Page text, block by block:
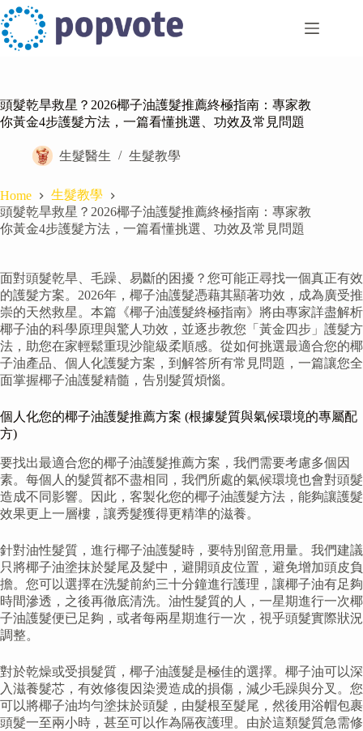
Skip
to
content
頭髮乾旱救星？2026椰子油護髮推薦終極指南：專家教
你黃金4步護髮方法，一篇看懂挑選、功效及常見問題
生髮醫生 生髮教學
Home
生髮教學
頭髮乾旱救星？2026椰子油護髮推薦終極指南：專家教
你黃金4步護髮方法，一篇看懂挑選、功效及常見問題
面對頭髮乾旱、毛躁、易斷的困擾？您可能正尋找一個真正有效
的護髮方案。2026年，椰子油護髮憑藉其顯著功效，成為廣受推
崇的天然救星。本篇《椰子油護髮終極指南》將由專家詳盡解析
椰子油的科學原理與驚人功效，並逐步教您「黃金四步」護髮方
法，助您在家輕鬆重現沙龍級柔順感。從如何挑選最適合您的椰
子油產品、個人化護髮方案，到解答所有常見問題，一篇讓您全
面掌握椰子油護髮精髓，告別髮質煩惱。
個人化您的椰子油護髮推薦方案 (根據髮質與氣候環境的專屬配
方)
要找出最適合您的椰子油護髮推薦方案，我們需要考慮多個因
素。每個人的髮質都不盡相同，我們所處的氣候環境也會對頭髮
造成不同影響。因此，客製化您的椰子油護髮方法，能夠讓護髮
效果更上一層樓，讓秀髮獲得更精準的滋養。
針對油性髮質，進行椰子油護髮時，要特別留意用量。我們建議
只將椰子油塗抹於髮尾及髮中，避開頭皮位置，避免增加頭皮負
擔。您可以選擇在洗髮前約三十分鐘進行護理，讓椰子油有足夠
時間滲透，之後再徹底清洗。油性髮質的人，一星期進行一次椰
子油護髮便已足夠，或者每兩星期進行一次，視乎頭髮實際狀況
調整。
對於乾燥或受損髮質，椰子油護髮是極佳的選擇。椰子油可以深
入滋養髮芯，有效修復因染燙造成的損傷，減少毛躁與分叉。您
可以將椰子油均勻塗抹於頭髮，由髮根至髮尾，然後用浴帽包裹
頭髮一至兩小時，甚至可以作為隔夜護理。由於這類髮質急需修